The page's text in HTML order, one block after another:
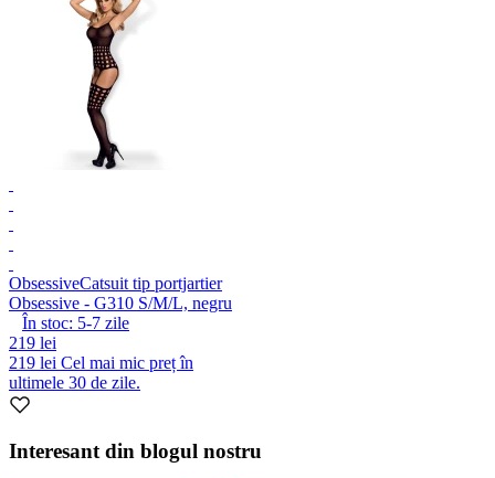
ObsessiveCatsuit tip portjartier
Obsessive - G310 S/M/L, negru
În stoc: 5-7 zile
219 lei
219 lei Cel mai mic preț în
ultimele 30 de zile.
Interesant din blogul nostru